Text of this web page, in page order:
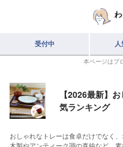
受付中
本ページはプ
【2026最新】
気ランキング
おしゃれなトレーは食卓だけでなく